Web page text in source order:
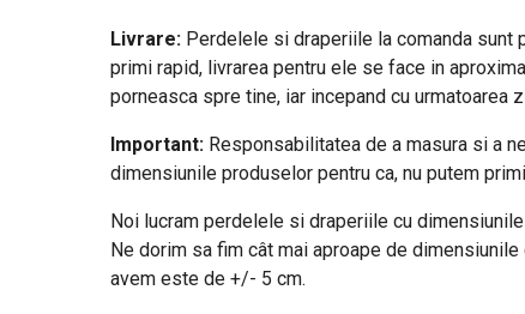
Livrare:Perdelele si draperiile la comanda sunt
primi rapid, livrarea pentru ele se face in
porneasca spre tine, iar incepand cu urmatoarea
Important: Responsabilitatea de a masura si a
dimensiunile produselor pentru ca, nu putem
Noi lucram perdelele si draperiile cu
Ne dorim sa fim cât mai aproape de
avem este de +/- 5 cm.